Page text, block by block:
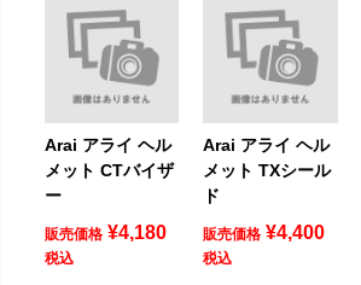
Arai アライ ヘル
メット CTバイザ
ー
販売価格 ¥4,180
税込
Arai アライ ヘル
メット TXシール
ド
販売価格 ¥4,400
税込